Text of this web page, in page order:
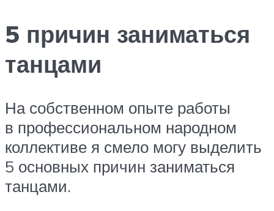
5 причин заниматься
танцами
На собственном опыте работы
в профессиональном народном
коллективе я смело могу выделить
5 основных причин заниматься
танцами.